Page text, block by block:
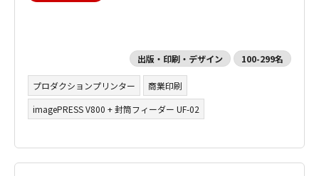
出版・印刷・デザイン 100-299名
プロダクションプリンター
商業印刷
imagePRESS V800 + 封筒フィーダー UF-02